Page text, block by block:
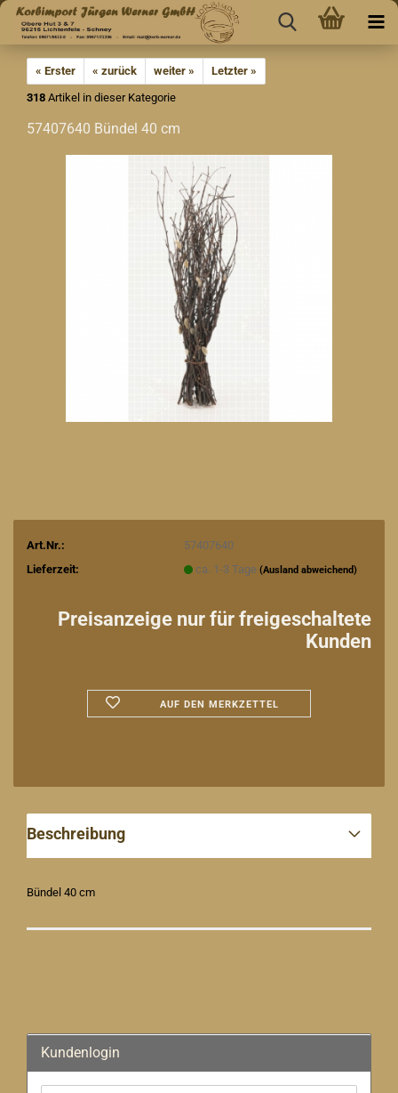
« Erster « zurück weiter »
Letzter »
318 Artikel in dieser Kategorie
57407640 Bündel 40 cm
Art.Nr.:
57407640
Lieferzeit:
ca. 1-3 Tage (Ausland abweichend)
Preisanzeige nur für freigeschaltete
Kunden
AUF DEN MERKZETTEL
Beschreibung
Bündel 40 cm
Kundenlogin